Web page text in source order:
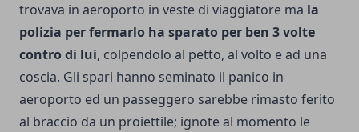
trovava in aeroporto in veste di viaggiatore ma la
polizia per fermarlo ha sparato per ben 3 volte
contro di lui, colpendolo al petto, al volto e ad una
coscia. Gli spari hanno seminato il panico in
aeroporto ed un passeggero sarebbe rimasto ferito
al braccio da un proiettile; ignote al momento le